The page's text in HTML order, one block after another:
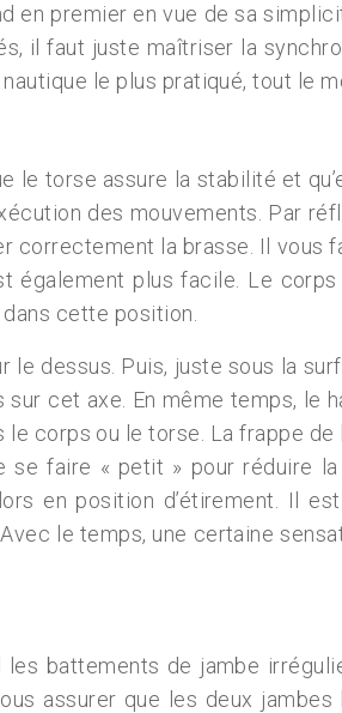
en premier en vue de sa
il faut juste maîtriser la
le plus pratiqué, tout le
le torse assure la stabilité et
des mouvements. Par
correctement la brasse. Il vous
également plus facile. Le
cette position.
dessus. Puis, juste sous la
cet axe. En même temps, le
corps ou le torse. La frappe
faire « petit » pour réduire la
en position d’étirement. Il
le temps, une certaine
battements de jambe
assurer que les deux